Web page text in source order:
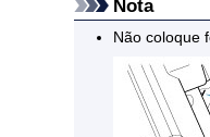
Nota
Não coloque